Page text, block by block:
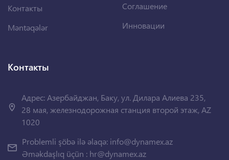
Контакты
Məntəqələr
Соглашение
Инновации
Контакты
Адрес: Азербайджан, Баку, ул. Дилара Алиева 235,
28 мая, железнодорожная станция второй этаж, AZ
1020
Problemli şöbə ilə əlaqə: info@dynamex.az
Əməkdaşlıq üçün : hr@dynamex.az